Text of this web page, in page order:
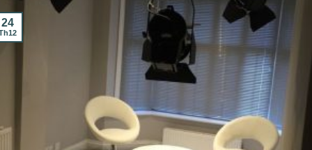
24